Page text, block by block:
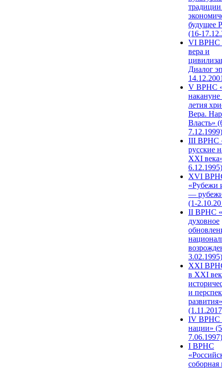
будущее
(16-
VI ВРНС
вера и
Диалог
V ВРНС
накануне
летия
Вера.
Власть»
7.12.1999)
III ВРНС
русские
XXI
6.12.1995)
XVI
«Рубежи
—
(1-
II ВРНС
духовное
3.02.1995)
XХI
в XXI
и
развития»
IV ВРНС
нации»
7.06.1997)
I ВРНС